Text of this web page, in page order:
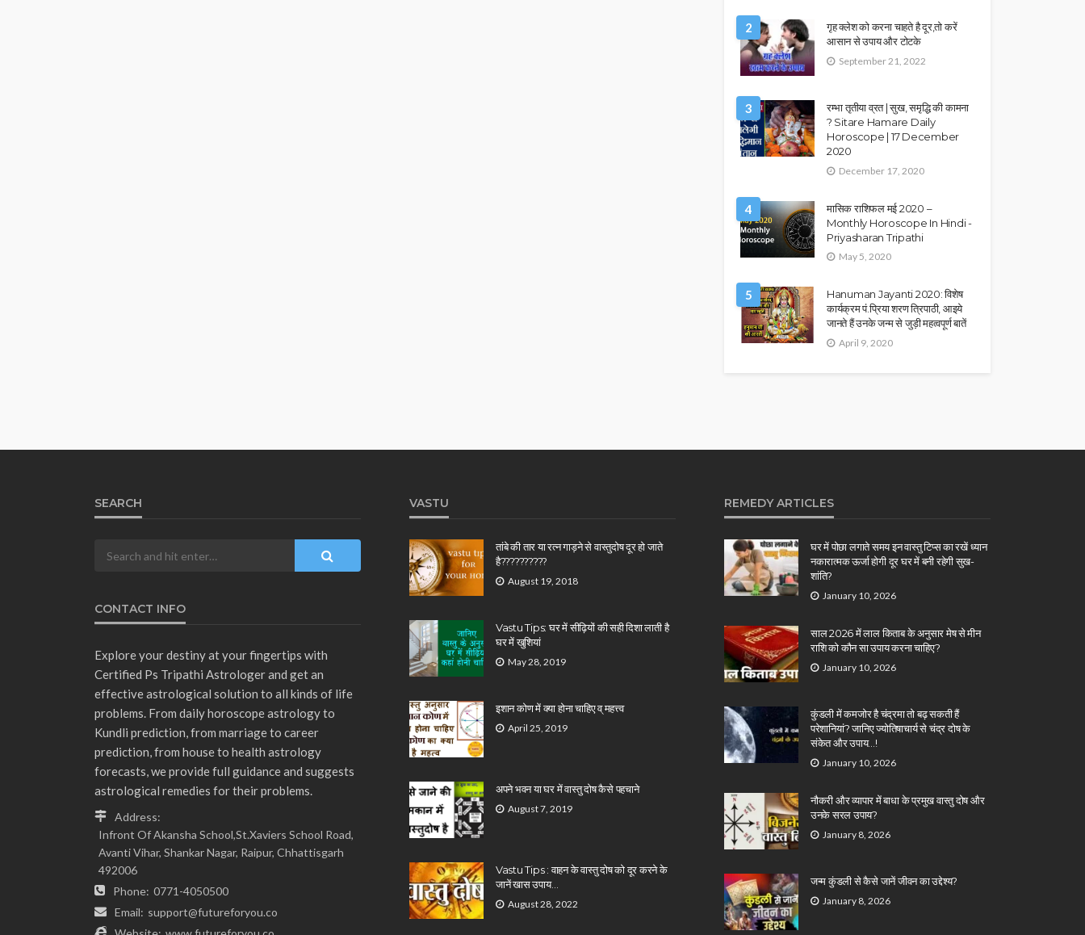
2
गृह क्लेश को करना चाहते है दूर,तो करें
आसान से उपाय और टोटके
September 21, 2022
3
रम्भा तृतीया व्रत | सुख, समृद्धि की कामना
? Sitare Hamare Daily
Horoscope | 17 December
2020
December 17, 2020
4
मासिक राशिफल मई 2020 –
Monthly Horoscope In Hindi -
Priyasharan Tripathi
May 5, 2020
5
Hanuman Jayanti 2020: विशेष
कार्यक्रम पं.प्रिया शरण त्रिपाठी, आइये
जानते हैं उनके जन्म से जुड़ी महत्वपूर्ण बातें
April 9, 2020
SEARCH
CONTACT INFO
Explore your destiny at your fingertips with
Certified Ps Tripathi Astrologer and get an
effective astrological solution to all kinds of life
problems. From daily horoscope astrology to
Kundli prediction, from marriage to career
prediction, from house to health astrology
forecasts, we provide full guidance and suggests
astrological remedies for their problems.
Address:
Infront Of Akansha School,St.Xaviers School Road,
Avanti Vihar, Shankar Nagar, Raipur, Chhattisgarh
492006
Phone: 0771-4050500
Email: support@futureforyou.co
VASTU
तांबे की तार या रत्न गाड़ने से वास्तुदोष दूर हो जाते
है??????????
August 19, 2018
Vastu Tips: घर में सीढ़ियों की सही दिशा लाती है
घर में खुशियां
May 28, 2019
इशान कोण में क्या होना चाहिए व् महत्त्व
April 25, 2019
अपने भवन या घर में वास्तु दोष कैसे पहचाने
August 7, 2019
Vastu Tips : वाहन के वास्तु दोष को दूर करने के
जानें खास उपाय…
August 28, 2022
REMEDY ARTICLES
घर में पोछा लगाते समय इन वास्तु टिप्स का रखें ध्यान
नकारात्मक ऊर्जा होगी दूर घर में बनी रहेगी सुख-
शांति?
January 10, 2026
साल 2026 में लाल किताब के अनुसार मेष से मीन
राशि को कौन सा उपाय करना चाहिए?
January 10, 2026
कुंडली में कमजोर है चंद्रमा तो बढ़ सकती हैं
परेशानियां? जानिए ज्योतिषाचार्य से चंद्र दोष के
संकेत और उपाय…!
January 10, 2026
नौकरी और व्यापार में बाधा के प्रमुख वास्तु दोष और
उनके सरल उपाय?
January 8, 2026
जन्म कुंडली से कैसे जानें जीवन का उद्देश्य?
January 8, 2026